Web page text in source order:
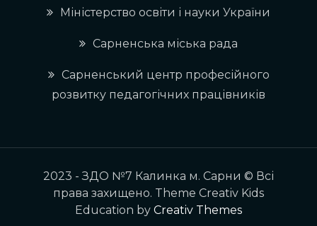
Міністерство освіти і науки України
Сарненська міська рада
Сарненський центр професійного
розвитку педагогічних працівників
2023 - ЗДО №7 Калинка м. Сарни © Всі
права захищено. Theme Creativ Kids
Education by Creativ Themes